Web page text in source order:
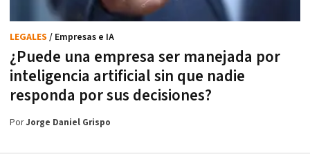
¿Puede una empresa ser manejada por
inteligencia artificial sin que nadie
responda por sus decisiones?
LEGALES / Empresas e IA
PorJorge Daniel Grispo